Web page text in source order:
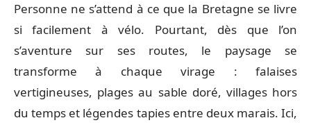
Personne ne s’attend à ce que la Bretagne se livre
si facilement à vélo. Pourtant, dès que l’on
s’aventure sur ses routes, le paysage se
transforme à chaque virage : falaises
vertigineuses, plages au sable doré, villages hors
du temps et légendes tapies entre deux marais. Ici,